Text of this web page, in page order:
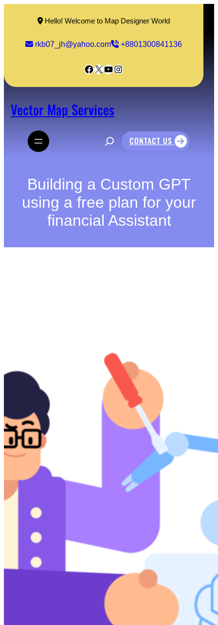
Hello! Welcome to Map Designer World
rkb07_jh@yahoo.com +8801300841136
Facebook
X YouTube
Instagram
Vector Map Services
CONTACT US
Building a Custom GPT
using a free plan for your
financial Assistant